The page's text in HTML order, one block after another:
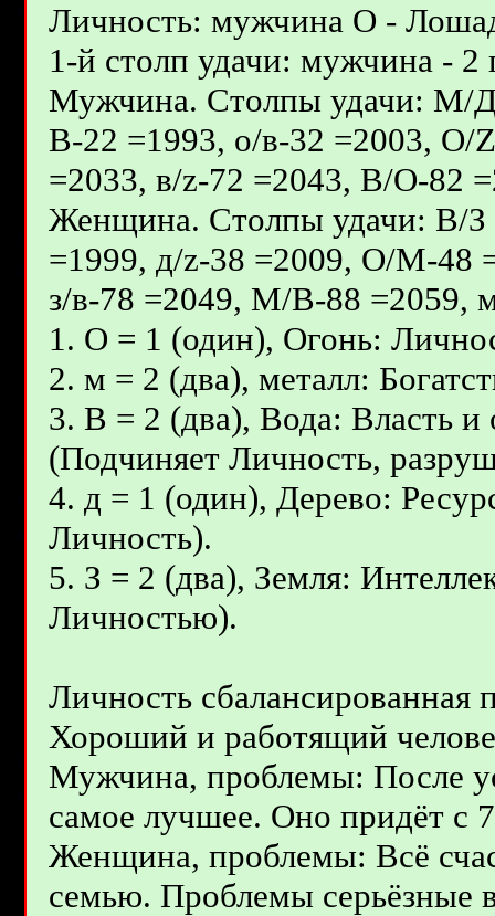
Личность: мужчина О -
1-й столп удачи: мужчина - 2
Мужчина. Столпы удачи: М/Д
В-22 =1993, о/в-32 =2003,
=2033, в/z-72 =2043, В/О-82
Женщина. Столпы удачи: В/З
=1999, д/z-38 =2009, О/М-48
з/в-78 =2049, М/В-88 =2059,
1. О = 1 (один), Огонь:
2. м = 2 (два), металл:
3. В = 2 (два), Вода: Власть
(Подчиняет Личность,
4. д = 1 (один), Дерево:
Личность).
5. З = 2 (два), Земля:
Личностью).
Личность
Хороший и работящий
Мужчина, проблемы: После
самое лучшее. Оно придёт с
Женщина, проблемы: Всё
семью. Проблемы серьёзные